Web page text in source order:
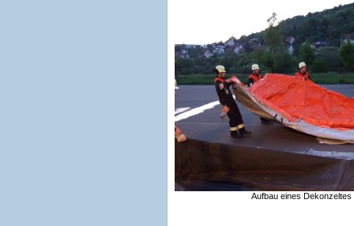
Aufbau eines Dekonzeltes